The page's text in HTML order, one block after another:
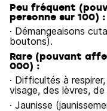
Peu fréquent
personne sur 100) :
· Démangeaisons
boutons).
Rare (pouvant
000) :
· Difficultés à
visage, des lèvres,
· Jaunisse